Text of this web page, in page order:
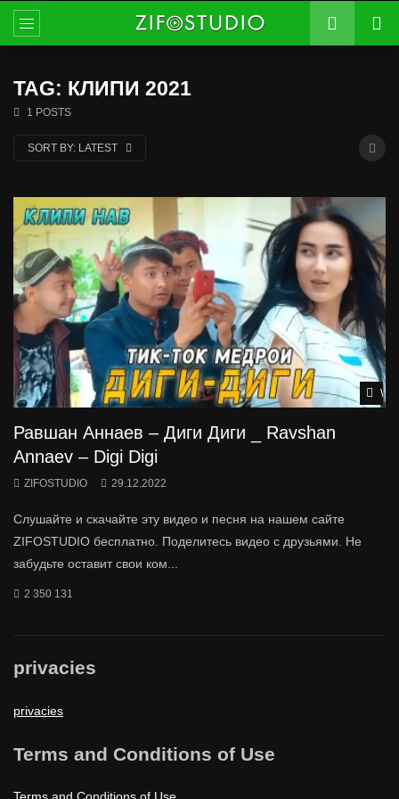
TAG: КЛИПИ 2021
1 POSTS
SORT BY: LATEST
Равшан Аннаев – Диги Диги _ Ravshan
Annaev – Digi Digi
ZIFOSTUDIO 29.12.2022
Слушайте и скачайте эту видео и песня на нашем сайте
ZIFOSTUDIO бесплатно. Поделитесь видео с друзьями. Не
забудьте оставит свои ком...
2 350 131
privacies
privacies
Terms and Conditions of Use